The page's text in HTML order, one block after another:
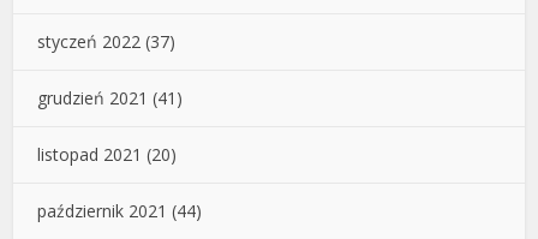
styczeń 2022 (37)
grudzień 2021 (41)
listopad 2021 (20)
październik 2021 (44)